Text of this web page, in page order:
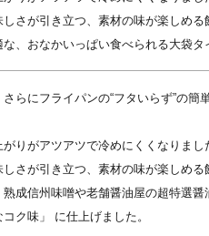
さが引き立つ、素材の味が楽しめる
、おなかいっぱい食べられる大袋タ
さらにフライパンの“フタいらず”の
りがアツアツで冷めにくくなりまし
さが引き立つ、素材の味が楽しめる
熟成信州味噌や老舗醤油屋の超特選
ク味」 に仕上げました。